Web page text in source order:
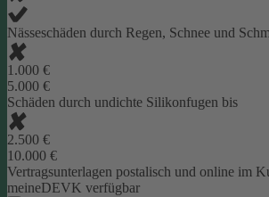
Nässeschäden durch Regen, Schnee und
1.000 €
5.000 €
Schäden durch undichte Silikonfugen bis
2.500 €
10.000 €
Vertragsunterlagen postalisch und online im
meineDEVK verfügbar